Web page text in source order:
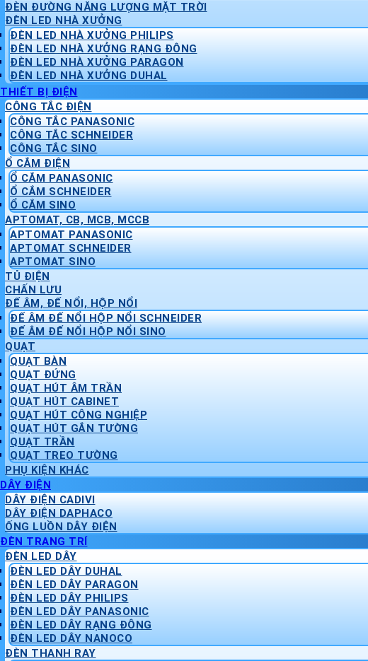
ĐÈN ĐƯỜNG NĂNG LƯỢNG MẶT TRỜI
ĐÈN LED NHÀ XƯỞNG
ĐÈN LED NHÀ XƯỞNG PHILIPS
ĐÈN LED NHÀ XƯỞNG RẠNG ĐÔNG
ĐÈN LED NHÀ XƯỞNG PARAGON
ĐÈN LED NHÀ XƯỞNG DUHAL
THIẾT BỊ ĐIỆN
CÔNG TẮC ĐIỆN
CÔNG TẮC PANASONIC
CÔNG TẮC SCHNEIDER
CÔNG TẮC SINO
Ổ CẮM ĐIỆN
Ổ CẮM PANASONIC
Ổ CẮM SCHNEIDER
Ổ CẮM SINO
APTOMAT, CB, MCB, MCCB
APTOMAT PANASONIC
APTOMAT SCHNEIDER
APTOMAT SINO
TỦ ĐIỆN
CHẤN LƯU
ĐẾ ÂM, ĐẾ NỔI, HỘP NỔI
ĐẾ ÂM ĐẾ NỔI HỘP NỔI SCHNEIDER
ĐẾ ÂM ĐẾ NỔI HỘP NỔI SINO
QUẠT
QUẠT BÀN
QUẠT ĐỨNG
QUẠT HÚT ÂM TRẦN
QUẠT HÚT CABINET
QUẠT HÚT CÔNG NGHIỆP
QUẠT HÚT GẮN TƯỜNG
QUẠT TRẦN
QUẠT TREO TƯỜNG
PHỤ KIỆN KHÁC
DÂY ĐIỆN
DÂY ĐIỆN CADIVI
DÂY ĐIỆN DAPHACO
ỐNG LUỒN DÂY ĐIỆN
ĐÈN TRANG TRÍ
ĐÈN LED DÂY
ĐÈN LED DÂY DUHAL
ĐÈN LED DÂY PARAGON
ĐÈN LED DÂY PHILIPS
ĐÈN LED DÂY PANASONIC
ĐÈN LED DÂY RẠNG ĐÔNG
ĐÈN LED DÂY NANOCO
ĐÈN THANH RAY